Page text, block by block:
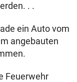
. .
ein Auto vom
angebauten
Feuerwehr